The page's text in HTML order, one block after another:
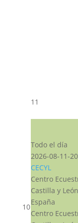
10
11
Todo el día
2026-08-11-
CECYL
Centro
Castilla y
España
Centro